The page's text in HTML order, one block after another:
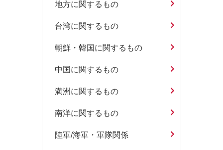
地方に関するもの
台湾に関するもの
朝鮮・韓国に関するもの
中国に関するもの
満洲に関するもの
南洋に関するもの
陸軍/海軍・軍隊関係